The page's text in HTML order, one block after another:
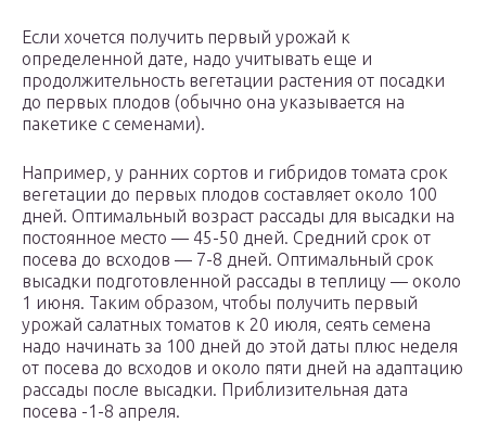
Если хочется получить первый урожай к
определенной дате, надо учитывать еще и
продолжительность вегетации растения от посадки
до первых плодов (обычно она указывается на
пакетике с семенами).
Например, у ранних сортов и гибридов томата срок
вегетации до первых плодов составляет около 100
дней. Оптимальный возраст рассады для высадки на
постоянное место — 45-50 дней. Средний срок от
посева до всходов — 7-8 дней. Оптимальный срок
высадки подготовленной рассады в теплицу — около
1 июня. Таким образом, чтобы получить первый
урожай салатных томатов к 20 июля, сеять семена
надо начинать за 100 дней до этой даты плюс неделя
от посева до всходов и около пяти дней на адаптацию
рассады после высадки. Приблизительная дата
посева -1-8 апреля.